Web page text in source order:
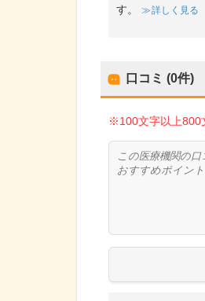
す。
詳しく見る
口コミ (0件)
※100文字以上800